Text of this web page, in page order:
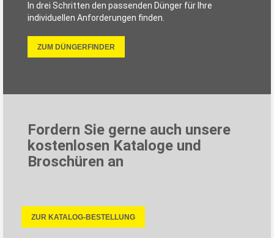
In drei Schritten den passenden Dünger für Ihre
individuellen Anforderungen finden.
ZUM DÜNGERFINDER
Fordern Sie gerne auch unsere
kostenlosen Kataloge und
Broschüren an
ZUR KATALOG-BESTELLUNG